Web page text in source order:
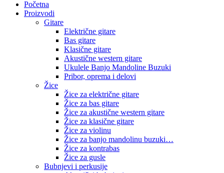
Početna
Proizvodi
Gitare
Električne gitare
Bas gitare
Klasične gitare
Akustične western gitare
Ukulele Banjo Mandoline Buzuki
Pribor, oprema i delovi
Žice
Žice za električne gitare
Žice za bas gitare
Žice za akustične western gitare
Žice za klasične gitare
Žice za violinu
Žice za banjo mandolinu buzuki…
Žice za kontrabas
Žice za gusle
Bubnjevi i perkusije